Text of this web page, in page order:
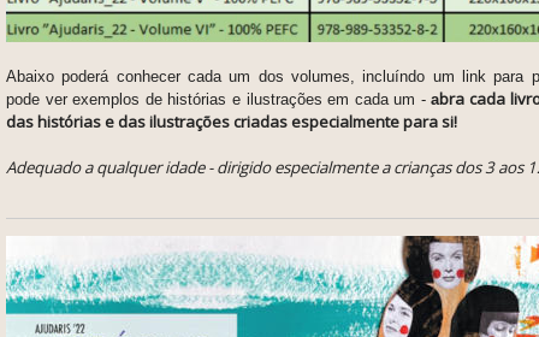
Abaixo poderá conhecer cada um dos volumes, incluíndo um link para
pode ver exemplos de histórias e ilustrações em cada um -abra cada
das histórias e das ilustrações criadas especialmente para si!
Adequado a qualquer idade - dirigido especialmente a crianças dos 3 aos